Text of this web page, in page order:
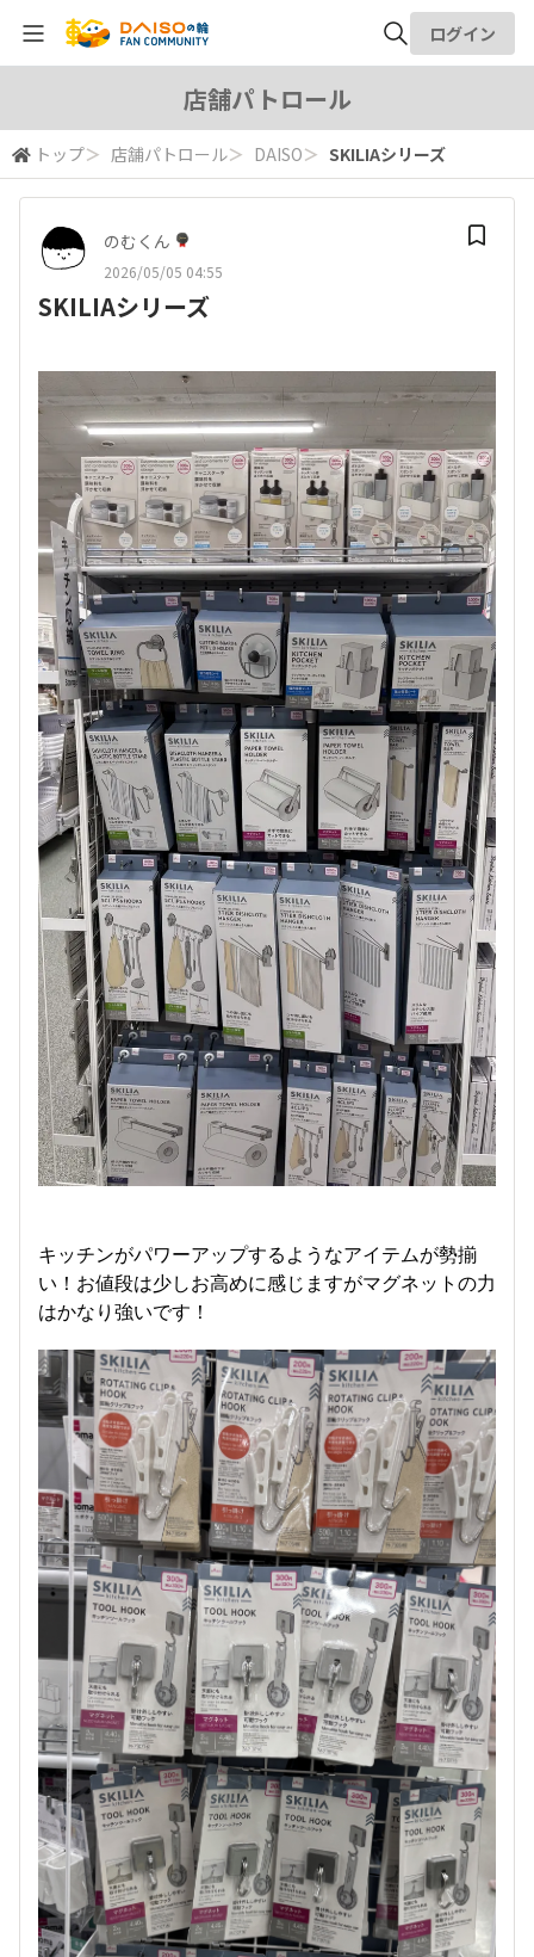
検索
ログイン
店舗パトロール
トップ＞ 店舗パトロール＞ DAISO＞ SKILIAシリーズ
のむくん
2026/05/05 04:55
SKILIAシリーズ
キッチンがパワーアップするようなアイテムが勢揃
い！お値段は少しお高めに感じますがマグネットの力
はかなり強いです！